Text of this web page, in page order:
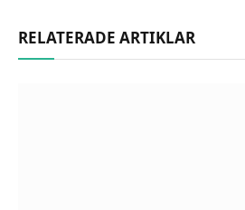
RELATERADE ARTIKLAR